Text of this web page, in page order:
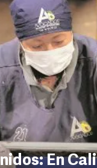
En